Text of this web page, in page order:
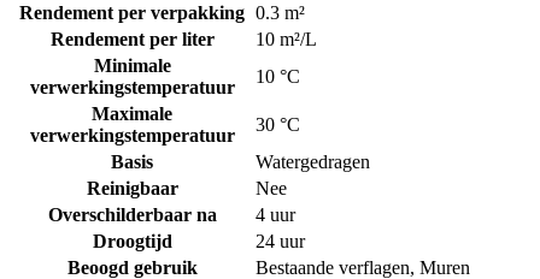
Rendement per verpakking 0.3 m²
Rendement per liter
10 m²/L
Minimale
verwerkingstemperatuur
10 °C
Maximale
verwerkingstemperatuur
30 °C
Basis
Watergedragen
Reinigbaar
Nee
Overschilderbaar na
4 uur
Droogtijd
24 uur
Beoogd gebruik
Bestaande verflagen, Muren